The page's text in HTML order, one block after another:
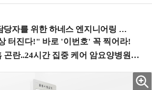
한 하네스 엔지니어링 입문과정 (8/20 신논현역)